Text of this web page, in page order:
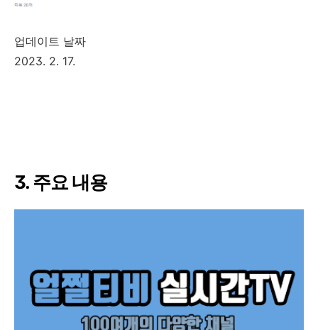
업데이트 날짜
2023. 2. 17.
3. 주요 내용